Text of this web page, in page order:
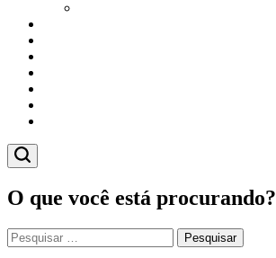
O que você está procurando?